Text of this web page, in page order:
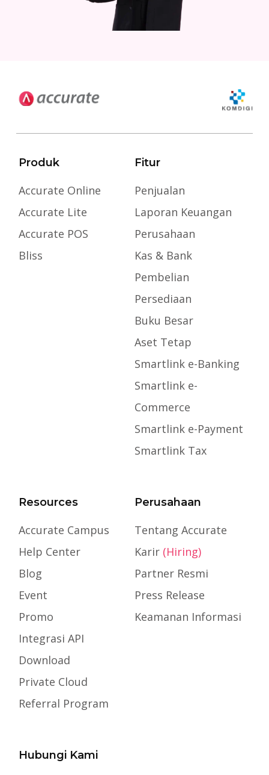
Produk
Accurate Online
Accurate Lite
Accurate POS
Bliss
Fitur
Penjualan
Laporan Keuangan
Perusahaan
Kas & Bank
Pembelian
Persediaan
Buku Besar
Aset Tetap
Smartlink e-Banking
Smartlink e-
Commerce
Smartlink e-Payment
Smartlink Tax
Resources
Accurate Campus
Help Center
Blog
Event
Promo
Integrasi API
Download
Private Cloud
Referral Program
Perusahaan
Tentang Accurate
Karir (Hiring)
Partner Resmi
Press Release
Keamanan Informasi
Hubungi Kami